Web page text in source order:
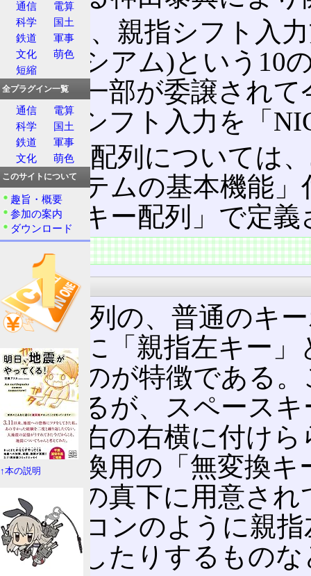
その後、親指シフト入
ンソーシアム)という10
権利の一部が委譲され
張親指シフト入力を「
キーの配列については
換システムの基本機能
ードのキー配列」で定
特徴
外観
キー配列の、普通のキ
る場所に「親指左キー
ているのが特徴である
違があるが、スペース
は親指右の右横に付け
漢字変換用の「無変換
親指右の真下に用意さ
トパソコンのように親
一体化したりするもの
通信
電算
科学
国土
鉄道
軍事
文化
萌色
短縮
全プラグイン一覧
通信
電算
科学
国土
鉄道
軍事
文化
萌色
このサイトについて
趣旨・概要
参加の案内
ダウンロード
↑本の説明